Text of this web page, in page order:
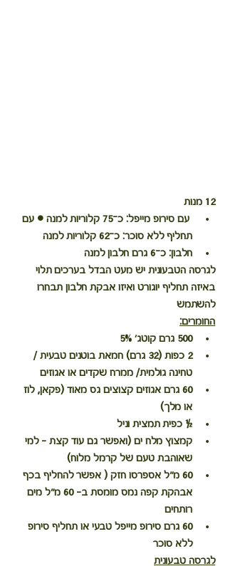
12 מנות
עם סירופ מייפל: כ־75 קלוריות למנה • עם
תחליף ללא סוכר: כ־62 קלוריות למנה
חלבון: כ־6 גרם חלבון למנה
לגרסה הטבעונית יש מעט הבדל בערכים תלוי
באיזה תחליף יוגורט ואיזו אבקת חלבון תבחרו
להשתמש
החומרים:
500 גרם קוטג' 5%
2 כפות (32 גרם) חמאת בוטנים טבעית /
טחינה גולמית/ ממרח שקדים או אגוזים
60 גרם אגוזים קצוצים גס מאוד (פקאן, לוז
או מלך)
½ כפית תמצית וניל
קמצוץ מלח ים (ואפשר גם עוד קצת – למי
שאוהבת טעם של קרמל מלוח)
60 מ"ל אספרסו חזק ( אפשר להחליף בכף
אבהקת קפה נמס מומסת ב- 60 מ"ל מים
רותחים
60 גרם סירופ מייפל טבעי
או תחליף סירופ
ללא סוכר
לגרסה טבעונית